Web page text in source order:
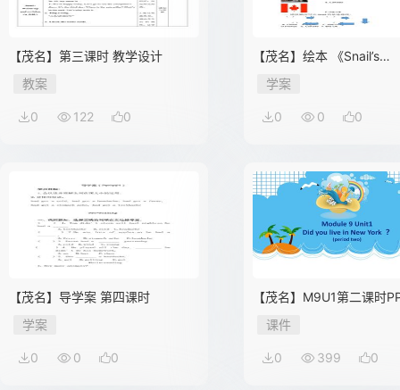
【茂名】第三课时 教学设计
教案
0 122 0
【茂名】绘本 《Snail’s
Adventure 》学案
学案
0 0 0
【茂名】导学案 第四课时
学案
0 0 0
【茂名】M9U1第二课时
课件
0 399 0